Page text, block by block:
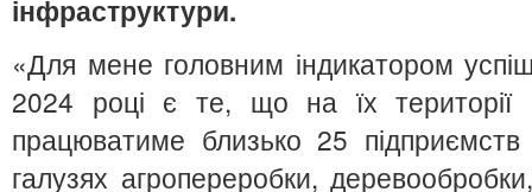
інфраструктури.
«Для мене головним індикатором
2024 році є те, що на їх
працюватиме близько 25
галузях агропереробки,